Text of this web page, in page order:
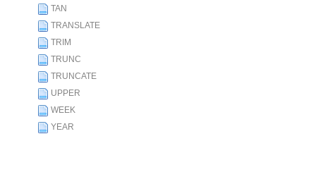
TAN
TRANSLATE
TRIM
TRUNC
TRUNCATE
UPPER
WEEK
YEAR